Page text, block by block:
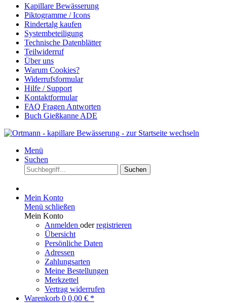
Kapillare Bewässerung
Piktogramme / Icons
Rindertalg kaufen
Systembeteiligung
Technische Datenblätter
Teilwiderruf
Über uns
Warum Cookies?
Widerrufsformular
Hilfe / Support
Kontaktformular
FAQ Fragen Antworten
Buch Gießkanne ADE
Menü
Suchen
Suchen
Mein Konto
Menü schließen
Mein Konto
Anmelden oderregistrieren
Übersicht
Persönliche Daten
Adressen
Zahlungsarten
Meine Bestellungen
Merkzettel
Vertrag widerrufen
Warenkorb 0 0,00 € *